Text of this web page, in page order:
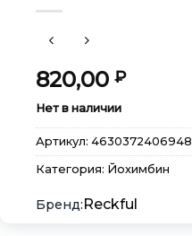
820,00 ₽
Нет в наличии
Артикул: 4630372406948
Категория: Йохимбин
Reckful
Меню
Меню
Меню